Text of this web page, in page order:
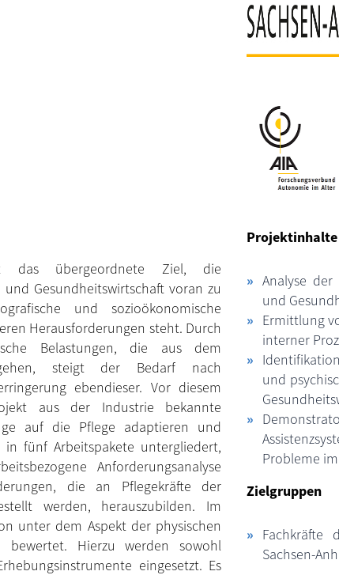
das übergeordnete Ziel, die
Gesundheitswirtschaft voran zu
und sozioökonomische
Herausforderungen steht. Durch
Belastungen, die aus dem
steigt der Bedarf nach
ebendieser. Vor diesem
aus der Industrie bekannte
auf die Pflege adaptieren und
in fünf Arbeitspakete untergliedert,
Anforderungsanalyse
die an Pflegekräfte der
werden, herauszubilden. Im
unter dem Aspekt der physischen
bewertet. Hierzu werden sowohl
eingesetzt. Es
Projektinhalte
Analyse
und
Ermittlung
interner
und
Probleme
Zielgruppen
Fachkräfte
Sachsen-